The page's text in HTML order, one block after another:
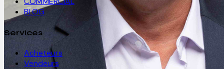
BLOG
Services
Acheteurs
Vendeurs